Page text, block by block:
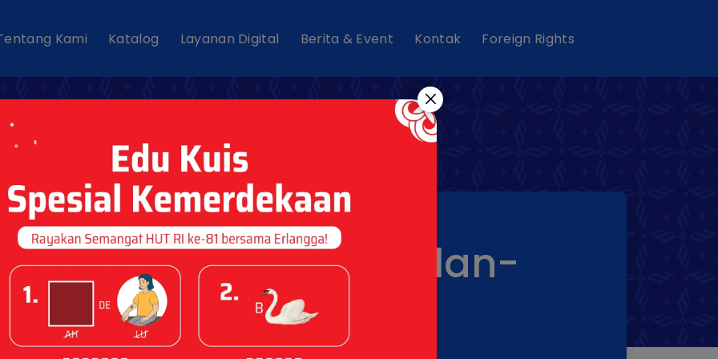
Kami Katalog Layanan Digital Berita & Event Kontak Foreign Rights
Asal Nama Bulan-
Setahun